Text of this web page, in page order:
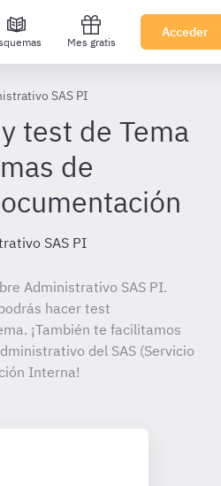
Mes gratis
Acceder
SAS PI
test de Tema
de
SAS PI
Administrativo SAS PI.
hacer test
¡También te facilitamos
del SAS (Servicio
Interna!